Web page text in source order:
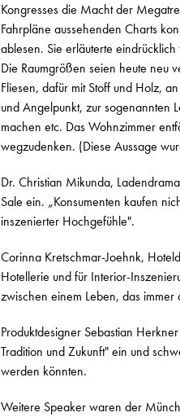
Kongresses die Macht der
Fahrpläne aussehenden Charts
ablesen. Sie erläuterte
Die Raumgrößen seien heute neu
Fliesen, dafür mit Stoff und Holz,
und Angelpunkt, zur sogenannten
machen etc. Das Wohnzimmer
wegzudenken. (Diese Aussage
Dr. Christian Mikunda,
Sale ein. „Konsumenten kaufen
inszenierter Hochgefühle".
Corinna Kretschmar-Joehnk,
Hotellerie und für Interior-
zwischen einem Leben, das
Produktdesigner Sebastian
Tradition und Zukunft" ein und
werden könnten.
Weitere Speaker waren der